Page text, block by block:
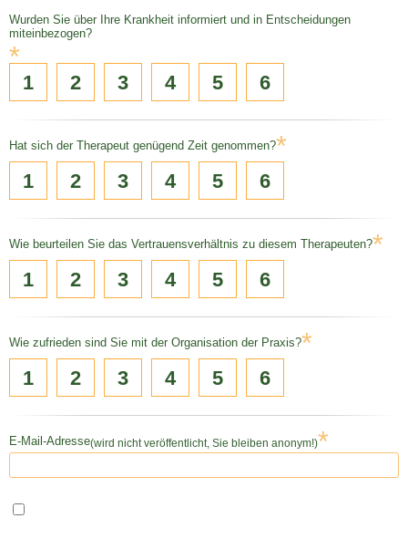
Wurden Sie über Ihre Krankheit informiert und in Entscheidungen
miteinbezogen?
*
1 2 3 4 5 6
Hat sich der Therapeut genügend Zeit genommen?*
1 2 3 4 5 6
Wie beurteilen Sie das Vertrauensverhältnis zu diesem Therapeuten?*
1 2 3 4 5 6
Wie zufrieden sind Sie mit der Organisation der Praxis?*
1 2 3 4 5 6
E-Mail-Adresse(wird nicht veröffentlicht, Sie bleiben anonym!)*